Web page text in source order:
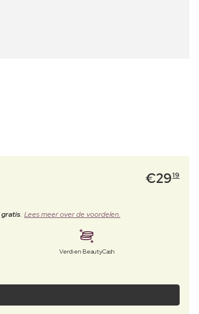
€2919
gratis. Lees meer over de voordelen.
Verdien BeautyCash